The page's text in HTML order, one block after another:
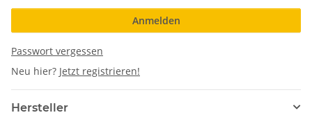
Anmelden
Passwort vergessen
Neu hier? Jetzt registrieren!
Hersteller